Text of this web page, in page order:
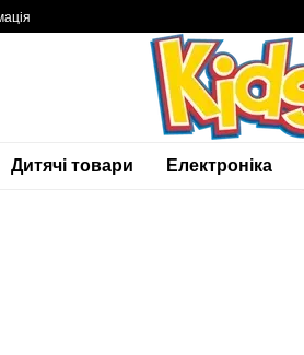
Дитячі товари Електроніка